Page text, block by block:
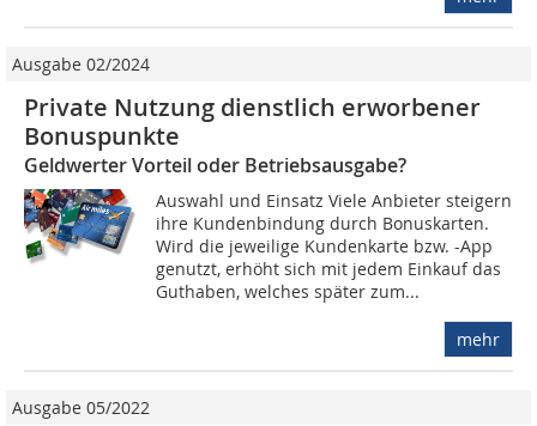
Ausgabe 02/2024
Private Nutzung dienstlich erworbener
Bonuspunkte
Geldwerter Vorteil oder Betriebsausgabe?
Auswahl und Einsatz Viele Anbieter steigern
ihre Kundenbindung durch Bonuskarten.
Wird die jeweilige Kundenkarte bzw. -App
genutzt, erhöht sich mit jedem Einkauf das
Guthaben, welches später zum...
mehr
Ausgabe 05/2022